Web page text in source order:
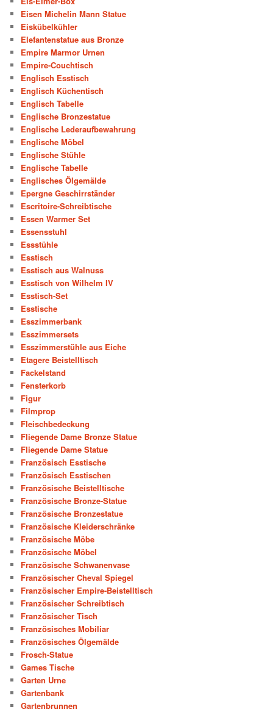
Eisen Michelin Mann Statue
Eiskübelkühler
Elefantenstatue aus Bronze
Empire Marmor Urnen
Empire-Couchtisch
Englisch Esstisch
Englisch Küchentisch
Englisch Tabelle
Englische Bronzestatue
Englische Lederaufbewahrung
Englische Möbel
Englische Stühle
Englische Tabelle
Englisches Ölgemälde
Epergne Geschirrständer
Escritoire-Schreibtische
Essen Warmer Set
Essensstuhl
Essstühle
Esstisch
Esstisch aus Walnuss
Esstisch von Wilhelm IV
Esstisch-Set
Esstische
Esszimmerbank
Esszimmersets
Esszimmerstühle aus Eiche
Etagere Beistelltisch
Fackelstand
Fensterkorb
Figur
Filmprop
Fleischbedeckung
Fliegende Dame Bronze Statue
Fliegende Dame Statue
Französisch Esstische
Französisch Esstischen
Französische Beistelltische
Französische Bronze-Statue
Französische Bronzestatue
Französische Kleiderschränke
Französische Möbe
Französische Möbel
Französische Schwanenvase
Französischer Cheval Spiegel
Französischer Empire-Beistelltisch
Französischer Schreibtisch
Französischer Tisch
Französisches Mobiliar
Französisches Ölgemälde
Frosch-Statue
Games Tische
Garten Urne
Gartenbank
Gartenbrunnen